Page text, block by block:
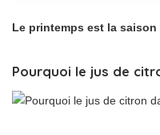
Le printemps est la
Pourquoi le jus de